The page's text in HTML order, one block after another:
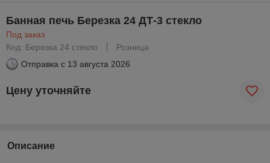
Банная печь Березка 24 ДТ-3 стекло
Под заказ
Код: Березка 24 стекло
Розница
Отправка с 13 августа 2026
Цену уточняйте
Описание